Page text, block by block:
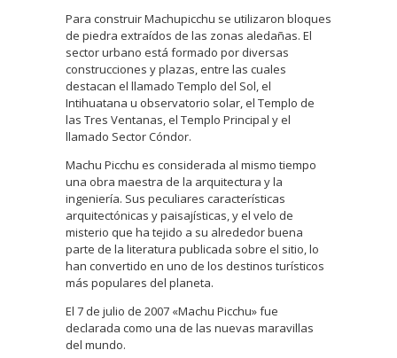
Para construir Machupicchu se utilizaron bloques
de piedra extraídos de las zonas aledañas. El
sector urbano está formado por diversas
construcciones y plazas, entre las cuales
destacan el llamado Templo del Sol, el
Intihuatana u observatorio solar, el Templo de
las Tres Ventanas, el Templo Principal y el
llamado Sector Cóndor.
Machu Picchu es considerada al mismo tiempo
una obra maestra de la arquitectura y la
ingeniería. Sus peculiares características
arquitectónicas y paisajísticas, y el velo de
misterio que ha tejido a su alrededor buena
parte de la literatura publicada sobre el sitio, lo
han convertido en uno de los destinos turísticos
más populares del planeta.
El 7 de julio de 2007 «Machu Picchu» fue
declarada como una de las nuevas maravillas
del mundo.